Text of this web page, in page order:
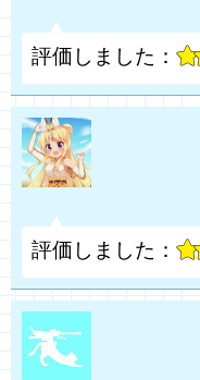
評価しました：
評価しました：